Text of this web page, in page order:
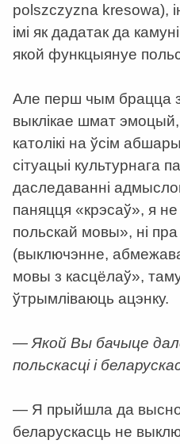
polszczyzna kresowa),
імі як дадатак да
якой функцыянуе
Але перш чым брацца
выклікае шмат
католікі на ўсім
сітуацыі культурнага
даследаванні
паняцця «крэсаў», я не
польскай мовы», ні
(выключэнне,
мовы з касцёлаў»,
ўтрымліваюць ацэнку.
— Якой Вы бачыце
польскасці і
— Я прыйшла да
беларускасць не